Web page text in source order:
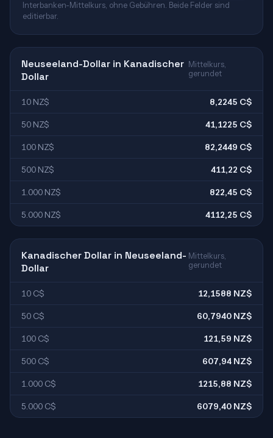
Interbanken-Mittelkurs, ohne Gebühren. Beide Felder sind
editierbar.
Neuseeland-Dollar in Kanadischer
Dollar
Mittelkurs,
gerundet
10 NZ$ 8,2245 C$
50 NZ$ 41,1225 C$
100 NZ$ 82,2449 C$
500 NZ$ 411,22 C$
1.000 NZ$ 822,45 C$
5.000 NZ$ 4112,25 C$
Kanadischer Dollar in Neuseeland-
Dollar
Mittelkurs,
gerundet
10 C$ 12,1588 NZ$
50 C$ 60,7940 NZ$
100 C$ 121,59 NZ$
500 C$ 607,94 NZ$
1.000 C$ 1215,88 NZ$
5.000 C$ 6079,40 NZ$